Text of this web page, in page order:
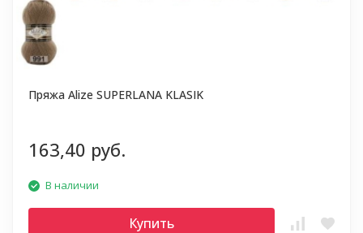
Пряжа Alize SUPERLANA KLASIK
163,40 руб.
В наличии
Купить